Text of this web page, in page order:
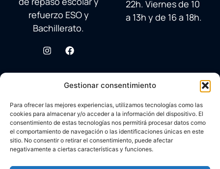
Gestionar consentimiento
Para ofrecer las mejores experiencias, utilizamos tecnologías como las
cookies para almacenar y/o acceder a la información del dispositivo. El
consentimiento de estas tecnologías nos permitirá procesar datos como
el comportamiento de navegación o las identificaciones únicas en este
sitio. No consentir o retirar el consentimiento, puede afectar
negativamente a ciertas características y funciones.
refuerzo ESO y
Bachillerato.
22h. Viernes de 10
a 13h y de 16 a 18h.